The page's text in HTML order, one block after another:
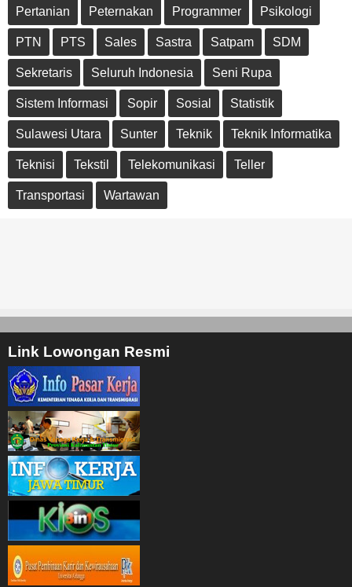
Pertanian Peternakan Programmer Psikologi
PTN PTS Sales Sastra Satpam SDM
Sekretaris Seluruh Indonesia Seni Rupa
Sistem Informasi Sopir Sosial Statistik
Sulawesi Utara Sunter Teknik Teknik Informatika
Teknisi Tekstil Telekomunikasi Teller
Transportasi Wartawan
Link Lowongan Resmi